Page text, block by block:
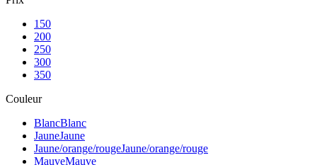
150
200
250
300
350
Couleur
BlancBlanc
JauneJaune
Jaune/orange/rougeJaune/orange/rouge
MauveMauve